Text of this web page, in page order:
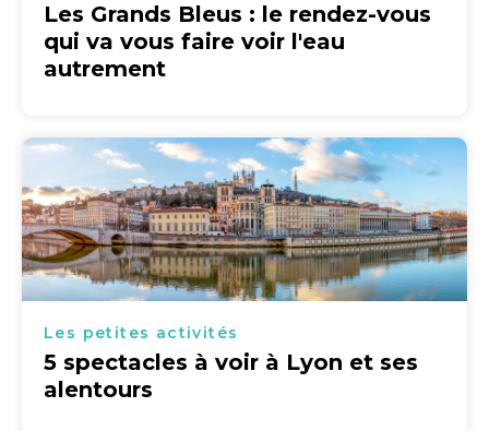
Les Grands Bleus : le rendez-vous
qui va vous faire voir l'eau
autrement
Les petites activités
5 spectacles à voir à Lyon et ses
alentours